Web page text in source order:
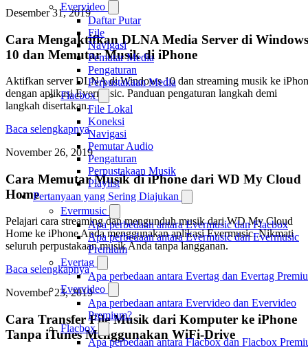
Evervideo
Daftar Putar
File
Navigasi
Pemutar Media
Pengaturan
Perpustakaan Media
Flacbox
File Lokal
Koneksi
Navigasi
Pemutar Audio
Pengaturan
Perpustakaan Musik
Playlist
Pertanyaan yang Sering Diajukan
Evermusic
Apa perbedaan antara Evermusic dan Flacbox
Apa perbedaan antara Evermusic dan Evermusic
Premium
Evertag
Apa perbedaan antara Evertag dan Evertag
Evervideo
Apa perbedaan antara Evervideo dan Evervideo
Premium?
Flacbox
Apa perbedaan antara Flacbox dan Flacbox
Desember 31, 2019
Cara Mengaktifkan DLNA Media Server di Windows
10 dan Memutar Musik di iPhone
Aktifkan server DLNA di Windows 10 dan streaming musik ke
dengan aplikasi Evermusic. Panduan pengaturan langkah demi
langkah disertakan.
Baca selengkapnya
November 26, 2019
Cara Memutar Musik di iPhone dari WD My Cloud
Home
Pelajari cara streaming dan mengunduh musik dari WD My Cloud
Home ke iPhone Anda menggunakan aplikasi Evermusic. Nikmati
seluruh perpustakaan musik Anda tanpa langganan.
Baca selengkapnya
November 23, 2019
Cara Transfer File Musik dari Komputer ke iPhone
Tanpa iTunes Menggunakan WiFi-Drive